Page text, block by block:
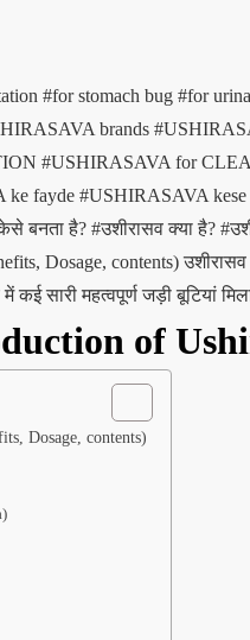
#for stomach bug #for
brands
#USHIRASAVA for
ke fayde #USHIRASAVA kese
बनता है? #उशीरासव क्या है?
Dosage, contents)
सारी महत्वपूर्ण जड़ी बूटियां
of
Dosage, contents)